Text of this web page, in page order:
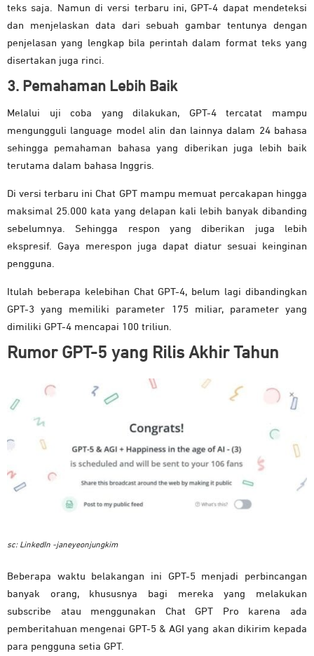
teks saja. Namun di versi terbaru ini, GPT-4 dapat mendeteksi
dan menjelaskan data dari sebuah gambar tentunya dengan
penjelasan yang lengkap bila perintah dalam format teks yang
disertakan juga rinci.
3. Pemahaman Lebih Baik
Melalui uji coba yang dilakukan, GPT-4 tercatat mampu
mengungguli language model alin dan lainnya dalam 24 bahasa
sehingga pemahaman bahasa yang diberikan juga lebih baik
terutama dalam bahasa Inggris.
Di versi terbaru ini Chat GPT mampu memuat percakapan hingga
maksimal 25.000 kata yang delapan kali lebih banyak dibanding
sebelumnya. Sehingga respon yang diberikan juga lebih
ekspresif. Gaya merespon juga dapat diatur sesuai keinginan
pengguna.
Itulah beberapa kelebihan Chat GPT-4, belum lagi dibandingkan
GPT-3 yang memiliki parameter 175 miliar, parameter yang
dimiliki GPT-4 mencapai 100 triliun.
Rumor GPT-5 yang Rilis Akhir Tahun
sc: LinkedIn -janeyeonjungkim
Beberapa waktu belakangan ini GPT-5 menjadi perbincangan
banyak orang, khususnya bagi mereka yang melakukan
subscribe atau menggunakan Chat GPT Pro karena ada
pemberitahuan mengenai GPT-5 & AGI yang akan dikirim kepada
para pengguna setia GPT.